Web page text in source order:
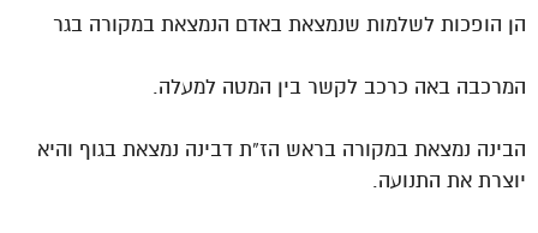
הן הופכות לשלמות שנמצאת באדם הנמצאת במקורה בגר
המרכבה באה כרכב לקשר בין המטה למעלה.
הבינה נמצאת במקורה בראש הז”ת דבינה נמצאת בגוף והיא
יוצרת את התנועה.